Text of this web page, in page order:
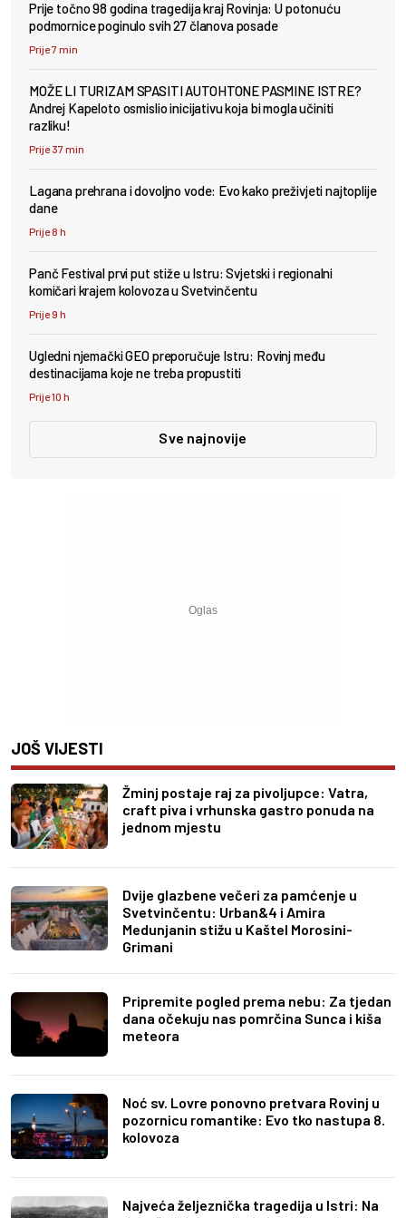
Prije točno 98 godina tragedija kraj Rovinja: U potonuću
podmornice poginulo svih 27 članova posade
Prije 7 min
MOŽE LI TURIZAM SPASITI AUTOHTONE PASMINE ISTRE?
Andrej Kapeloto osmislio inicijativu koja bi mogla učiniti
razliku!
Prije 37 min
Lagana prehrana i dovoljno vode: Evo kako preživjeti najtoplije
dane
Prije 8 h
Panč Festival prvi put stiže u Istru: Svjetski i regionalni
komičari krajem kolovoza u Svetvinčentu
Prije 9 h
Ugledni njemački GEO preporučuje Istru: Rovinj među
destinacijama koje ne treba propustiti
Prije 10 h
Sve najnovije
JOŠ VIJESTI
Žminj postaje raj za pivoljupce: Vatra,
craft piva i vrhunska gastro ponuda na
jednom mjestu
Dvije glazbene večeri za pamćenje u
Svetvinčentu: Urban&4 i Amira
Medunjanin stižu u Kaštel Morosini-
Grimani
Pripremite pogled prema nebu: Za tjedan
dana očekuju nas pomrčina Sunca i kiša
meteora
Noć sv. Lovre ponovno pretvara Rovinj u
pozornicu romantike: Evo tko nastupa 8.
kolovoza
Najveća željeznička tragedija u Istri: Na